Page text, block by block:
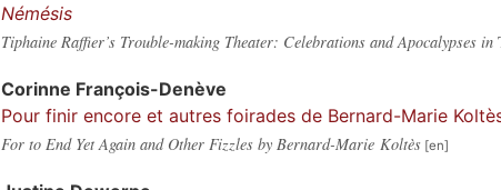
Némésis
Tiphaine Raffier’s Trouble-making Theater: Celebrations and Apocalypses in
Corinne François-Denève
Pour finir encore et autres foirades de Bernard-Marie
For to End Yet Again and Other Fizzles by Bernard-Marie Koltès